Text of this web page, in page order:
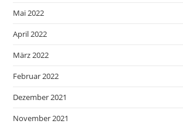
Mai 2022
April 2022
März 2022
Februar 2022
Dezember 2021
November 2021